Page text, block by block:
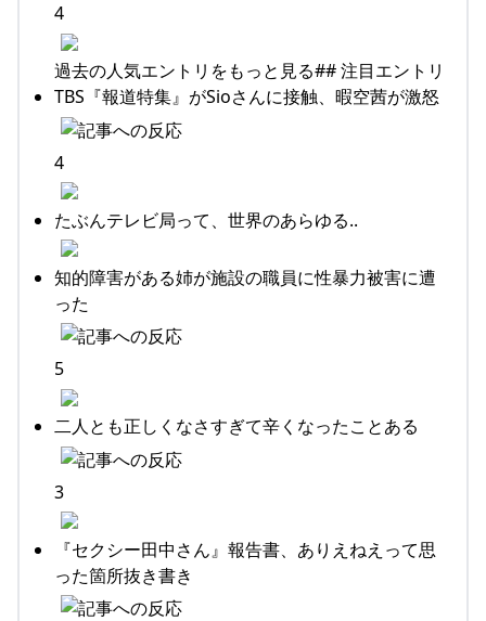
4
過去の人気エントリをもっと見る## 注目エントリ
TBS『報道特集』がSioさんに接触、暇空茜が激怒
4
たぶんテレビ局って、世界のあらゆる..
知的障害がある姉が施設の職員に性暴力被害に遭
った
5
二人とも正しくなさすぎて辛くなったことある
3
『セクシー田中さん』報告書、ありえねえって思
った箇所抜き書き